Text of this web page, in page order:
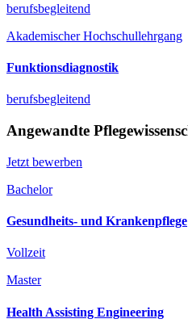
berufsbegleitend
Akademischer Hochschullehrgang
Funktionsdiagnostik
berufsbegleitend
Angewandte
Jetzt bewerben
Bachelor
Gesundheits- und Krankenpflege
Vollzeit
Master
Health Assisting Engineering